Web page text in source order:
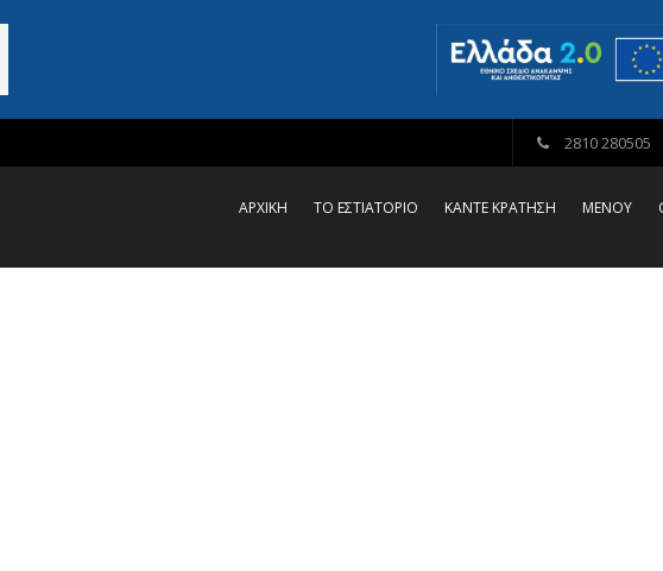
2810 280505
ΑΡΧΙΚΗ ΤΟ ΕΣΤΙΑΤΟΡΙΟ ΚΑΝΤΕ ΚΡΑΤΗΣΗ ΜΕΝΟΥ